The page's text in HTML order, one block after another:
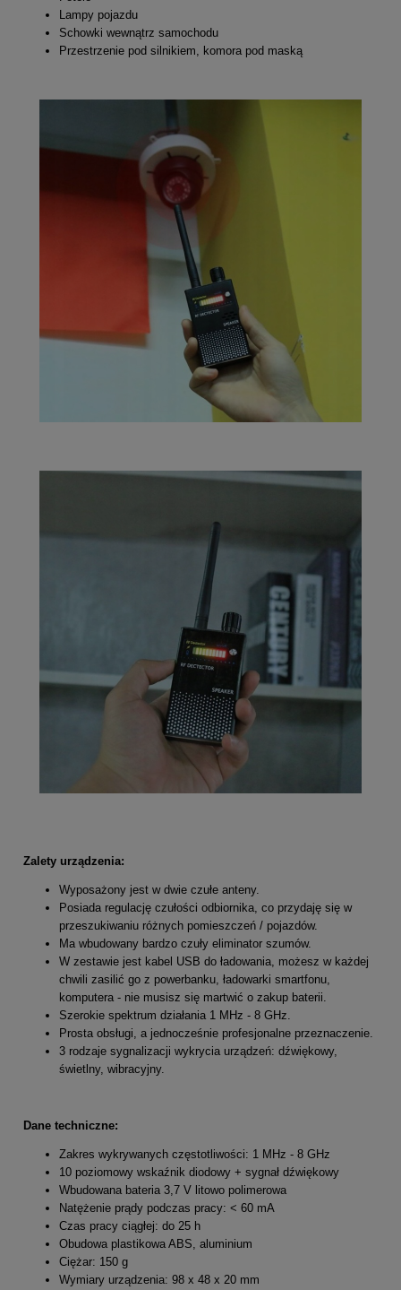
Lampy pojazdu
Schowki wewnątrz samochodu
Przestrzenie pod silnikiem, komora pod maską
Zalety urządzenia:
Wyposażony jest w dwie czułe anteny.
Posiada regulację czułości odbiornika, co przydaję się w
przeszukiwaniu różnych pomieszczeń / pojazdów.
Ma wbudowany bardzo czuły eliminator szumów.
W zestawie jest kabel USB do ładowania, możesz w każdej
chwili zasilić go z powerbanku, ładowarki smartfonu,
komputera - nie musisz się martwić o zakup baterii.
Szerokie spektrum działania 1 MHz - 8 GHz.
Prosta obsługi, a jednocześnie profesjonalne przeznaczenie.
3 rodzaje sygnalizacji wykrycia urządzeń: dźwiękowy,
świetlny, wibracyjny.
Dane techniczne:
Zakres wykrywanych częstotliwości: 1 MHz - 8 GHz
10 poziomowy wskaźnik diodowy + sygnał dźwiękowy
Wbudowana bateria 3,7 V litowo polimerowa
Natężenie prądy podczas pracy: < 60 mA
Czas pracy ciągłej: do 25 h
Obudowa plastikowa ABS, aluminium
Ciężar: 150 g
Wymiary urządzenia: 98 x 48 x 20 mm